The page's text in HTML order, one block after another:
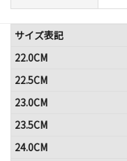
サイズ表記
22.0CM
22.5CM
23.0CM
23.5CM
24.0CM